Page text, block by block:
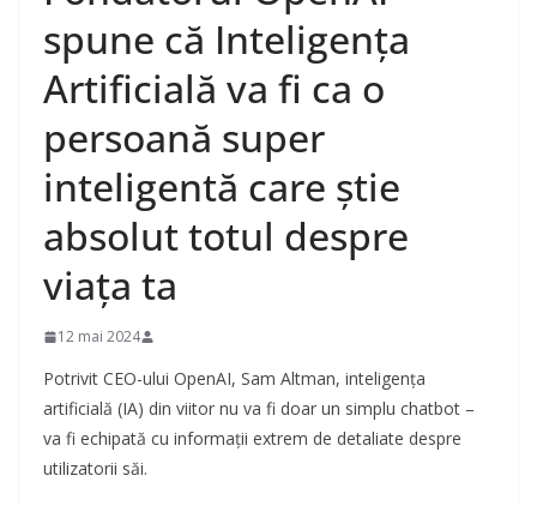
spune că Inteligența
Artificială va fi ca o
persoană super
inteligentă care știe
absolut totul despre
viața ta
12 mai 2024
Potrivit CEO-ului OpenAI, Sam Altman, inteligența
artificială (IA) din viitor nu va fi doar un simplu chatbot –
va fi echipată cu informații extrem de detaliate despre
utilizatorii săi.